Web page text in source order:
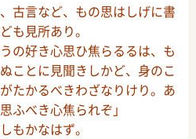
古言など、もの思はしげに書
も見所あり。
の好き心思ひ焦らるるは、も
ことに見聞きしかど、身のこ
たかるべきわざなりけり。あ
ふべき心焦られぞ」
もかなはず。